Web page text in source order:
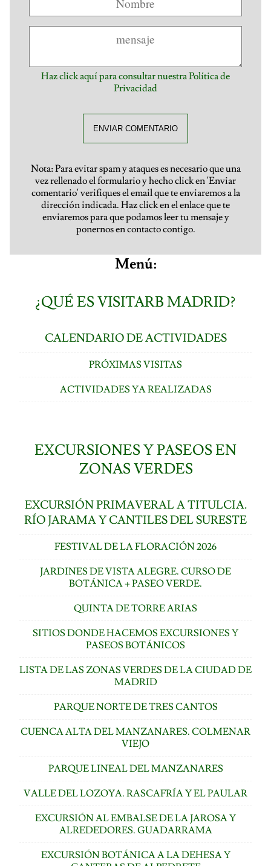
Haz click aquí para consultar nuestra Política de
Privacidad
ENVIAR COMENTARIO
Nota: Para evitar spam y ataques es necesario que una
vez rellenado el formulario y hecho click en 'Enviar
comentario' verifiques el email que te enviaremos a la
dirección indicada. Haz click en el enlace que te
enviaremos para que podamos leer tu mensaje y
ponernos en contacto contigo.
Menú:
¿QUÉ ES VISITARB MADRID?
CALENDARIO DE ACTIVIDADES
PRÓXIMAS VISITAS
ACTIVIDADES YA REALIZADAS
EXCURSIONES Y PASEOS EN
ZONAS VERDES
EXCURSIÓN PRIMAVERAL A TITULCIA.
RÍO JARAMA Y CANTILES DEL SURESTE
FESTIVAL DE LA FLORACIÓN 2026
JARDINES DE VISTA ALEGRE. CURSO DE
BOTÁNICA + PASEO VERDE.
QUINTA DE TORRE ARIAS
SITIOS DONDE HACEMOS EXCURSIONES Y
PASEOS BOTÁNICOS
LISTA DE LAS ZONAS VERDES DE LA CIUDAD DE
MADRID
PARQUE NORTE DE TRES CANTOS
CUENCA ALTA DEL MANZANARES. COLMENAR
VIEJO
PARQUE LINEAL DEL MANZANARES
VALLE DEL LOZOYA. RASCAFRÍA Y EL PAULAR
EXCURSIÓN AL EMBALSE DE LA JAROSA Y
ALREDEDORES. GUADARRAMA
EXCURSIÓN BOTÁNICA A LA DEHESA Y